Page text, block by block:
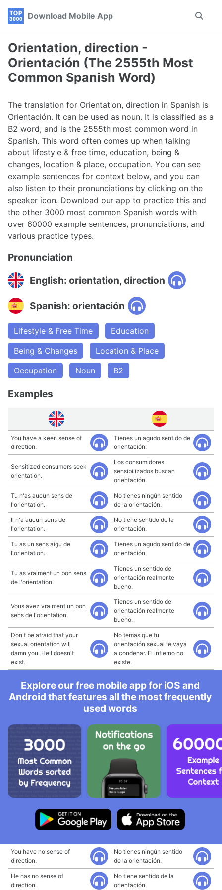
Skip
navigation
Skip
Skip
Download Mobile App
Toggle
Orientation, direction -
Orientación (The 2555th Most
Common Spanish Word)
The translation for Orientation, direction in Spanish is
Orientación. It can be used as noun. It is classified as a
B2 word, and is the 2555th most common word in
Spanish. This word often comes up when talking
about lifestyle & free time, education, being &
changes, location & place, occupation. You can see
example sentences for context below, and you can
also listen to their pronunciations by clicking on the
speaker icon. Download our app to practice this and
the other 3000 most common Spanish words with
over 60000 example sentences, pronunciations, and
various practice types.
Pronunciation
English: orientation, direction
Spanish: orientación
Lifestyle & Free Time
Education
Being & Changes
Location & Place
Occupation
Noun B2
Examples
You have a keen sense of
direction.
Tienes un agudo sentido de
orientación.
Sensitized consumers seek
orientation.
Los consumidores
sensibilizados buscan
orientación.
Tu n'as aucun sens de
l'orientation.
No tienes ningún sentido
de la orientación.
Il n'a aucun sens de
l'orientation.
No tiene sentido de la
orientación.
Tu as un sens aigu de
l'orientation.
Tienes un agudo sentido de
orientación.
Tu as vraiment un bon sens
de l'orientation.
Tienes un sentido de
orientación realmente
bueno.
Vous avez vraiment un bon
sens de l'orientation.
Tienes un sentido de
orientación realmente
bueno.
Don't be afraid that your
sexual orientation will
damn you. Hell doesn't
exist.
No temas que tu
orientación sexual te vaya
a condenar. El infierno no
existe.
Explore our free mobile app for iOS and
Android that features all the most frequently
used words
You have no sense of
direction.
No tienes ningún sentido
de la orientación.
He has no sense of
direction.
No tiene sentido de la
orientación.